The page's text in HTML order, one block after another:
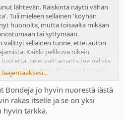
lähtevän. Räiskintä näytti vähän
Tuli mieleen sellainen 'köyhän
huonolta, mutta toisaalta mikään
tai syttymään.
välittyi sellainen tunne, ettei auton
Kaikki pelikuva oikein
Se ei välttämättä tee pelistä
maksavat sen 80 euroa kappale,
paljon parempaakin.
katsellut leffoja kymmenen
ja osaan jokaisen leffan
näkevänsä pelissä jotain tuttua.
laajentaaksesi...
Bondeja jo hyvin nuorestä iästä
rakas itselle ja se on yksi
hyvin tarkka.